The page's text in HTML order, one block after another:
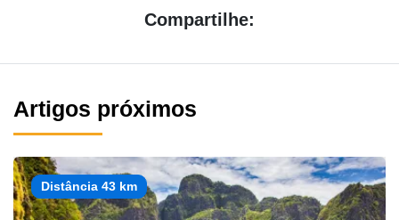
Compartilhe:
Artigos próximos
Distância 43 km